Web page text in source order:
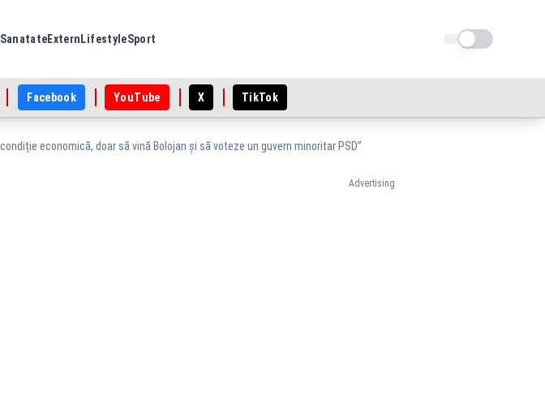
SanatateExtern LifestyleSport Schimba tema
Facebook YouTube X TikTok
economică, doar să vină Bolojan și să voteze un guvern minoritar PSD”
Advertising